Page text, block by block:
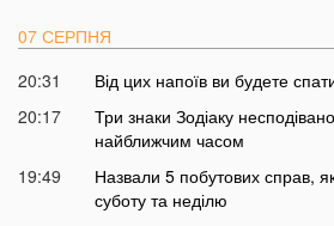
07 СЕРПНЯ
20:31
Від цих напоїв ви будете
20:17
Три знаки Зодіаку
найближчим часом
19:49
Назвали 5 побутових справ,
суботу та неділю